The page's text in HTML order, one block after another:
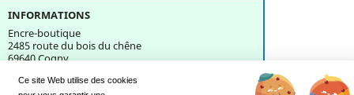
Ce site Web utilise des cookies
INFORMATIONS
Encre-boutique
2485 route du bois du chêne
69640 Cogny